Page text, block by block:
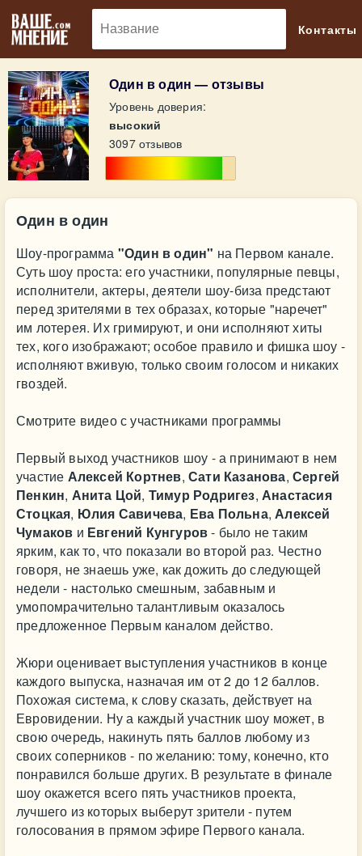
Контакты
Один в один — отзывы
Уровень доверия:
высокий
3097 отзывов
Один в один
Шоу-программа "Один в один" на Первом канале.
Суть шоу проста: его участники, популярные певцы,
исполнители, актеры, деятели шоу-биза предстают
перед зрителями в тех образах, которые "наречет"
им лотерея. Их гримируют, и они исполняют хиты
тех, кого изображают; особое правило и фишка шоу -
исполняют вживую, только своим голосом и никаких
гвоздей.
Смотрите видео с участниками программы
Первый выход участников шоу - а принимают в нем
участие Алексей Кортнев,Сати Казанова,Сергей
Пенкин, Анита Цой, Тимур Родригез,Анастасия
Стоцкая, Юлия Савичева, Ева Польна,Алексей
Чумаков и Евгений Кунгуров- было не таким
ярким, как то, что показали во второй раз. Честно
говоря, не знаешь уже, как дожить до следующей
недели - настолько смешным, забавным и
умопомрачительно талантливым оказалось
предложенное Первым каналом действо.
Жюри оценивает выступления участников в конце
каждого выпуска, назначая им от 2 до 12 баллов.
Похожая система, к слову сказать, действует на
Евровидении. Ну а каждый участник шоу может, в
свою очередь, накинуть пять баллов любому из
своих соперников - по желанию: тому, конечно, кто
понравился больше других. В результате в финале
шоу окажется всего пять участников проекта,
лучшего из которых выберут зрители - путем
голосования в прямом эфире Первого канала.